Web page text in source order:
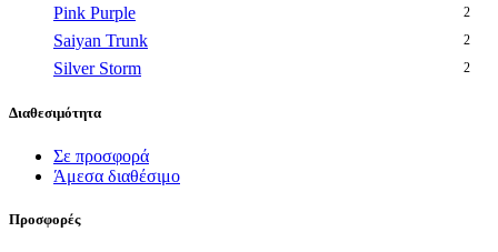
Pink Purple 2
Saiyan Trunk 2
Silver Storm 2
Διαθεσιμότητα
Σε προσφορά
Άμεσα διαθέσιμο
Προσφορές